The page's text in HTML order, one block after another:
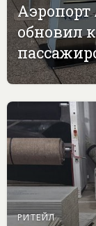
Аэропорт
обновил
РИТЕЙЛ